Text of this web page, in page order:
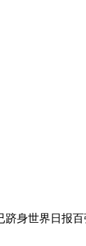
身世界日报